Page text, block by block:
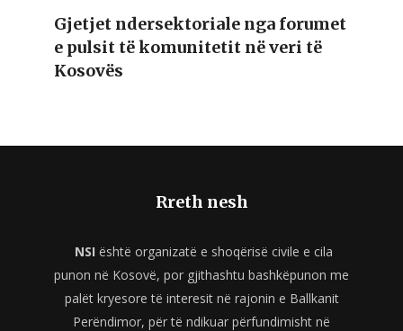
Gjetjet ndersektoriale nga forumet
e pulsit të komunitetit në veri të
Kosovës
Rreth nesh
NSI është organizatë e shoqërisë civile e cila
punon në Kosovë, por gjithashtu bashkëpunon me
palët kryesore të interesit në rajonin e Ballkanit
Perëndimor, për të ndikuar përfundimisht në